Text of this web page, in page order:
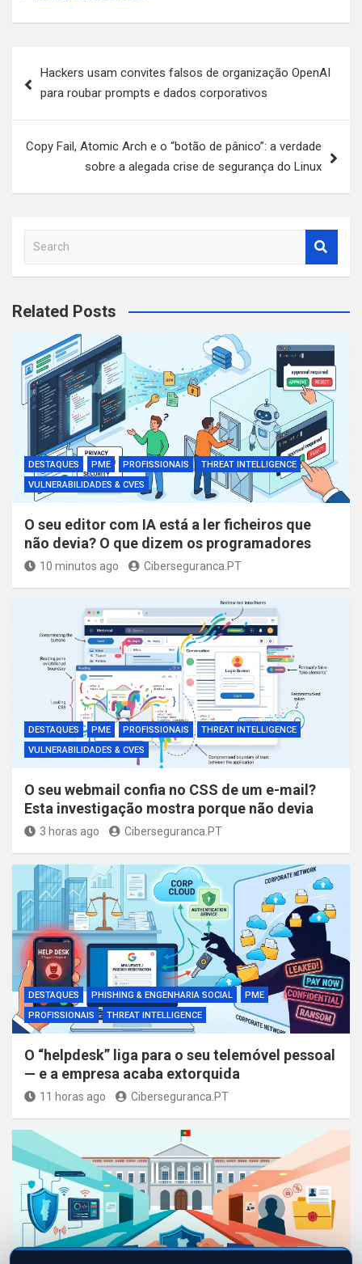
de
Hackers usam convites falsos de organização OpenAI
para roubar prompts e dados corporativos
Copy Fail, Atomic Arch e o “botão de pânico”: a verdade
sobre a alegada crise de segurança do Linux
a
c
Related Posts
DESTAQUES PME PROFISSIONAIS
THREAT INTELLIGENCE
VULNERABILIDADES & CVES
O seu editor com IA está a ler ficheiros que
não devia? O que dizem os programadores
10 minutos ago Ciberseguranca.PT
DESTAQUES PME PROFISSIONAIS
THREAT INTELLIGENCE
VULNERABILIDADES & CVES
O seu webmail confia no CSS de um e-mail?
Esta investigação mostra porque não devia
3 horas ago Ciberseguranca.PT
DESTAQUES PHISHING & ENGENHARIA SOCIAL
PME
PROFISSIONAIS
THREAT INTELLIGENCE
O “helpdesk” liga para o seu telemóvel pessoal
— e a empresa acaba extorquida
11 horas ago Ciberseguranca.PT